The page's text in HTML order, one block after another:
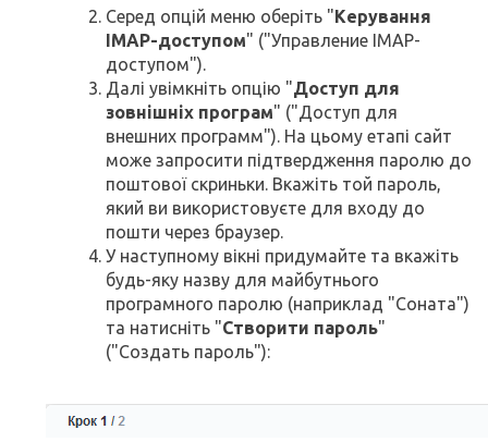
Серед опцій меню оберіть "Керування
IMAP-доступом" ("Управление IMAP-
доступом").
Далі увімкніть опцію "Доступ для
зовнішніх програм" ("Доступ для
внешних программ"). На цьому етапі сайт
може запросити підтвердження паролю до
поштової скриньки. Вкажіть той пароль,
який ви використовуєте для входу до
пошти через браузер.
У наступному вікні придумайте та вкажіть
будь-яку назву для майбутнього
програмного паролю (наприклад "Соната")
та натисніть "Створити пароль"
("Создать пароль"):